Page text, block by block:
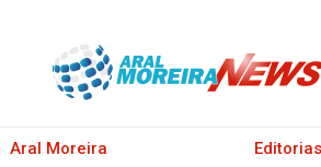
Aral Moreira Editorias